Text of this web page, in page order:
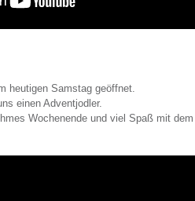
heutigen Samstag geöffnet.
einen Adventjodler.
Wochenende und viel Spaß mit